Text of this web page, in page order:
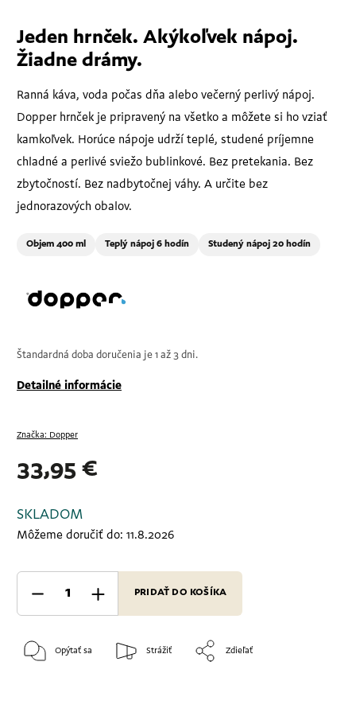
Jeden hrnček. Akýkoľvek nápoj.
Žiadne drámy.
Ranná káva, voda počas dňa alebo večerný perlivý nápoj.
Dopper hrnček je pripravený na všetko a môžete si ho vziať
kamkoľvek. Horúce nápoje udrží teplé, studené príjemne
chladné a perlivé sviežo bublinkové. Bez pretekania. Bez
zbytočností. Bez nadbytočnej váhy. A určite bez
jednorazových obalov.
Objem 400 ml Teplý nápoj 6 hodín Studený nápoj 20 hodín
Štandardná doba doručenia je 1 až 3 dni.
Detailné informácie
Značka: Dopper
33,95 €
SKLADOM
Môžeme doručiť do: 11.8.2026
PRIDAŤ DO KOŠÍKA
Opýtať sa Strážiť Zdieľať